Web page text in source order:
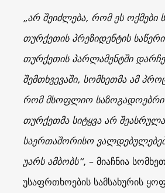
„არ შეიძლება, რომ ეს ოქმები
თურქეთის პრეზიდენტის
თურქეთის პარლამენტში
შემთხვევაში, სომხეთმა ამ
რომ მსოფლიო
თურქეთმა სიტყვა არ
საერთაშორისო
უარს ამბობს“, – მიაჩნია
უსაფრთხოების სამსახურის